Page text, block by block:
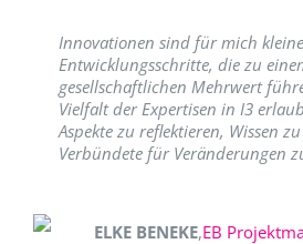
Innovationen sind für mich
Entwicklungsschritte, die zu
gesellschaftlichen Mehrwert
Vielfalt der Expertisen in I3
Aspekte zu reflektieren, Wissen
Verbündete für Veränderungen
ELKE BENEKE,EB